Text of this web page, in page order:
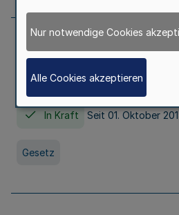
Gesetz über die
Nordrhein-Westfalen
HG)
In Kraft Seit 01. Oktober
Gesetz
Nur notwendige Cookies
Alle Cookies akzeptieren